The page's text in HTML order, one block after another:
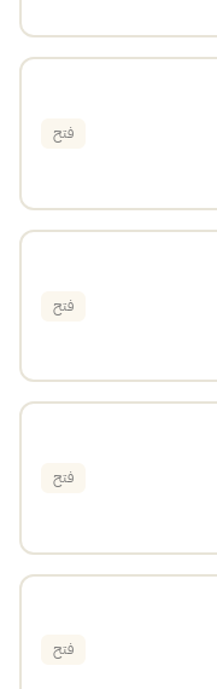
فتح
فتح
فتح
فتح